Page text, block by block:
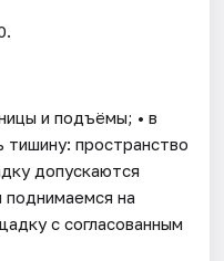
и подъёмы; • в
пространство
допускаются
на
с согласованным